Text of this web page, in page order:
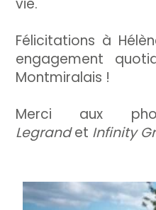
vie.
Félicitations à
engagement
Montmiralais !
Merci aux
Legrandet Infinity